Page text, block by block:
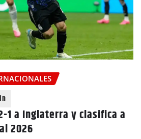
1 a Inglaterra y clasifica a
2026